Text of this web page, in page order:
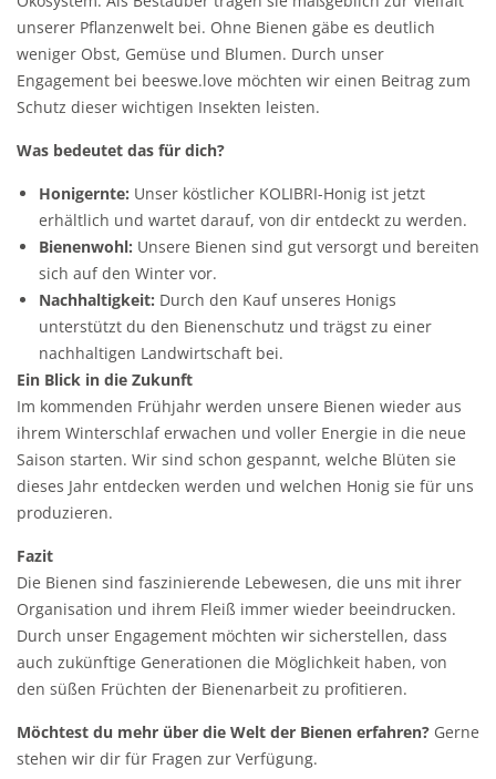
unserer Pflanzenwelt bei. Ohne Bienen gäbe es deutlich
weniger Obst, Gemüse und Blumen. Durch unser
Engagement bei beeswe.love möchten wir einen Beitrag zum
Schutz dieser wichtigen Insekten leisten.
Was bedeutet das für dich?
Honigernte: Unser köstlicher KOLIBRI-Honig ist jetzt
erhältlich und wartet darauf, von dir entdeckt zu werden.
Bienenwohl: Unsere Bienen sind gut versorgt und bereiten
sich auf den Winter vor.
Nachhaltigkeit: Durch den Kauf unseres Honigs
unterstützt du den Bienenschutz und trägst zu einer
nachhaltigen Landwirtschaft bei.
Ein Blick in die Zukunft
Im kommenden Frühjahr werden unsere Bienen wieder aus
ihrem Winterschlaf erwachen und voller Energie in die neue
Saison starten. Wir sind schon gespannt, welche Blüten sie
dieses Jahr entdecken werden und welchen Honig sie für uns
produzieren.
Fazit
Die Bienen sind faszinierende Lebewesen, die uns mit ihrer
Organisation und ihrem Fleiß immer wieder beeindrucken.
Durch unser Engagement möchten wir sicherstellen, dass
auch zukünftige Generationen die Möglichkeit haben, von
den süßen Früchten der Bienenarbeit zu profitieren.
Möchtest du mehr über die Welt der Bienen erfahren? Gerne
stehen wir dir für Fragen zur Verfügung.